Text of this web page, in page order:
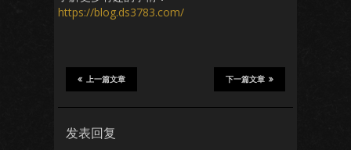
https://blog.ds3783.com/
下一篇文章
上一篇文章
发表回复